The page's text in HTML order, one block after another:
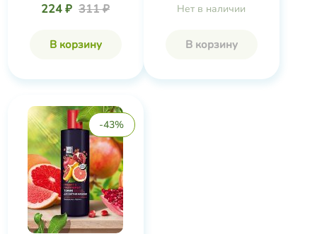
224 ₽ 311 ₽
В корзину
Нет в наличии
В корзину
-43%